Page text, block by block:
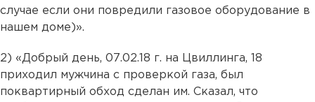
случае если они повредили газовое оборудование в
нашем доме)».
2) «Добрый день, 07.02.18 г. на Цвиллинга, 18
приходил мужчина с проверкой газа, был
поквартирный обход сделан им. Сказал, что